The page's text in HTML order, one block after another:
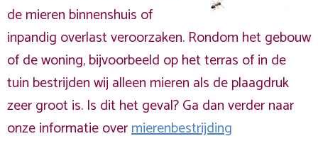
de mieren binnenshuis of
inpandig overlast veroorzaken. Rondom het gebouw
of de woning, bijvoorbeeld op het terras of in de
tuin bestrijden wij alleen mieren als de plaagdruk
zeer groot is. Is dit het geval? Ga dan verder naar
onze informatie overmierenbestrijding